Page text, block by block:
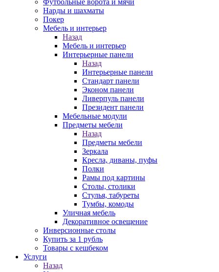
Футбольные ворота и мячи
Нарды и шахматы
Покер
Мебель и интерьер
Назад
Мебель и интерьер
Интерьерные панели
Назад
Интерьерные панели
Стандарт панели
Эконом панели
Ливерпуль панели
Президент панели
Мебельные модули
Предметы мебели
Назад
Предметы мебели
Зеркала
Кресла, диваны, пуфы
Полки
Рамы под картины
Столы, столики
Стулья, табуреты
Тумбы, комоды
Уличная мебель
Декоративное освещение
Инверсионные столы
Купить за 1 рубль
Товары с кешбеком
Услуги
Назад